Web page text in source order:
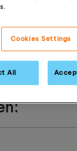
vereinbaren?
- +
Cookies Settings
All